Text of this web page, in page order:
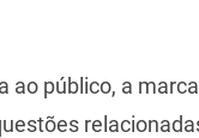
ao público, a